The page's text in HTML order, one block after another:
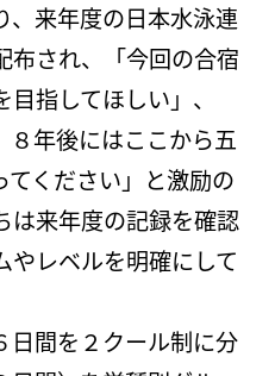
、来年度の日本水泳連
布され、「今回の合宿
指してほしい」、
８年後にはここから五
ください」と激励の
は来年度の記録を確認
やレベルを明確にして
間を２クール制に分